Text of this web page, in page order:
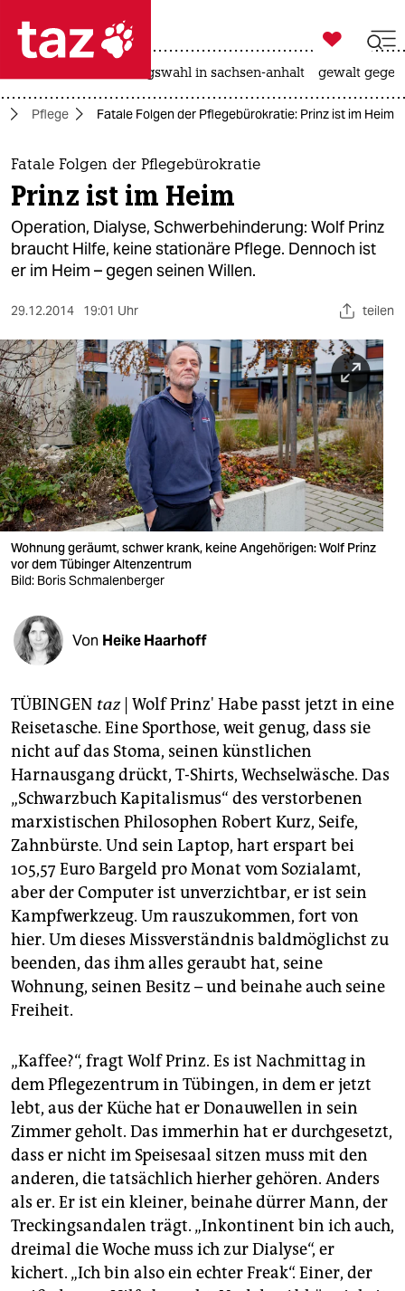
 taz zahl ich
taz zahl ich
themen
politik
öko
gesellschaft
sport
berlin
nord
wahrheit
verlag
verlag
shop
fragen & hilfe
unterstützen
abo
genossenschaft
epaper login

taz zahl ich
landtagswahl in sachsen-anhalt gewalt
Pflege Fatale Folgen der Pflegebürokratie: Prinz ist im Heim
Fatale Folgen der Pflegebürokratie
Prinz ist im Heim
Operation, Dialyse, Schwerbehinderung: Wolf Prinz
braucht Hilfe, keine stationäre Pflege. Dennoch ist
er im Heim – gegen seinen Willen.
29.12.2014 19:01 Uhr teilen
Wohnung geräumt, schwer krank, keine Angehörigen: Wolf Prinz
vor dem Tübinger Altenzentrum
Bild: Boris Schmalenberger
Von Heike Haarhoff
TÜBINGEN taz| Wolf Prinz' Habe passt jetzt in eine
Reisetasche. Eine Sporthose, weit genug, dass sie
nicht auf das Stoma, seinen künstlichen
Harnausgang drückt, T-Shirts, Wechselwäsche. Das
„Schwarzbuch Kapitalismus“ des verstorbenen
marxistischen Philosophen Robert Kurz, Seife,
Zahnbürste. Und sein Laptop, hart erspart bei
105,57 Euro Bargeld pro Monat vom Sozialamt,
aber der Computer ist unverzichtbar, er ist sein
Kampfwerkzeug. Um rauszukommen, fort von
hier. Um dieses Missverständnis baldmöglichst zu
beenden, das ihm alles geraubt hat, seine
Wohnung, seinen Besitz – und beinahe auch seine
Freiheit.
„Kaffee?“, fragt Wolf Prinz. Es ist Nachmittag in
dem Pflegezentrum in Tübingen, in dem er jetzt
lebt, aus der Küche hat er Donauwellen in sein
Zimmer geholt. Das immerhin hat er durchgesetzt,
dass er nicht im Speisesaal sitzen muss mit den
anderen, die tatsächlich hierher gehören. Anders
als er. Er ist ein kleiner, beinahe dürrer Mann, der
Treckingsandalen trägt. „Inkontinent bin ich auch,
dreimal die Woche muss ich zur Dialyse“, er
kichert. „Ich bin also ein echter Freak“. Einer, der